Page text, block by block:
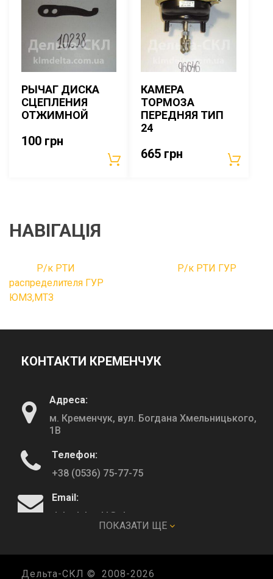
РЫЧАГ ДИСКА
СЦЕПЛЕНИЯ
ОТЖИМНОЙ
100 грн
КАМЕРА
ТОРМОЗА
ПЕРЕДНЯЯ ТИП
24
665 грн
НАВІГАЦІЯ
Р/к РТИ
распределителя ГУР
ЮМЗ,МТЗ
Р/к РТИ ГУР
КОНТАКТИ КРЕМЕНЧУК
Адреса:
м. Кременчук, вул. Богдана Хмельницького,
1В
Телефон:
+38 (0536) 75-77-75
Email:
deltadeltaskl@ukr.net
КОНТАКТИ ПОЛТАВА
ПОКАЗАТИ ЩЕ
Дельта-СКЛ © 2008-2026